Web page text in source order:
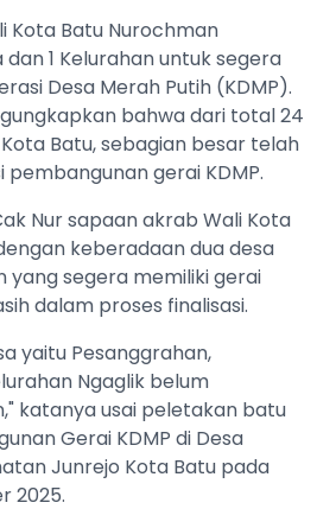
Kota Batu Nurochman
1 Kelurahan untuk segera
Desa Merah Putih (KDMP).
bahwa dari total 24
Batu, sebagian besar telah
gerai KDMP.
Nur sapaan akrab Wali Kota
keberadaan dua desa
yang segera memiliki gerai
dalam proses finalisasi.
yaitu Pesanggrahan,
Ngaglik belum
katanya usai peletakan batu
Gerai KDMP di Desa
Junrejo Kota Batu pada
2025.